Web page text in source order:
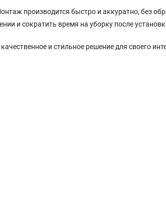
производится быстро и аккуратно, без
и сократить время на уборку после
и стильное решение для своего